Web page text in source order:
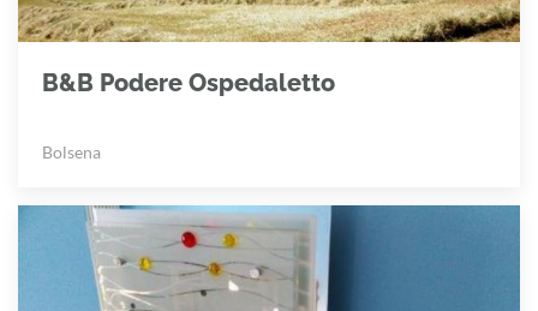
B&B Podere Ospedaletto
Bolsena